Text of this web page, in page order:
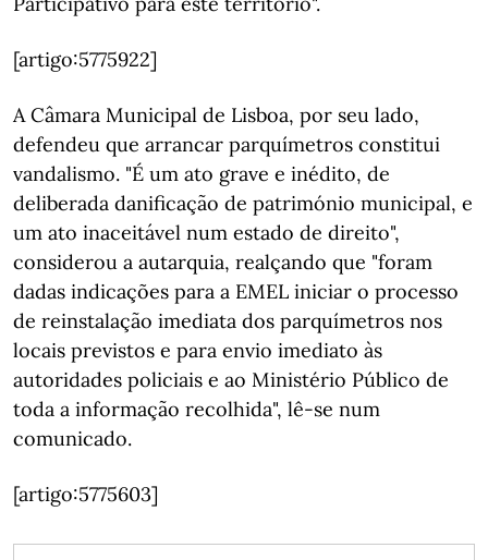
[artigo:5775922]
A Câmara Municipal de Lisboa, por seu lado,
defendeu que arrancar parquímetros constitui
vandalismo. "É um ato grave e inédito, de
deliberada danificação de património municipal, e
um ato inaceitável num estado de direito",
considerou a autarquia, realçando que "foram
dadas indicações para a EMEL iniciar o processo
de reinstalação imediata dos parquímetros nos
locais previstos e para envio imediato às
autoridades policiais e ao Ministério Público de
toda a informação recolhida", lê-se num
comunicado.
[artigo:5775603]